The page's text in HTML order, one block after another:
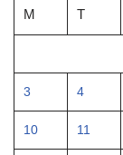
M T
3 4
10 11